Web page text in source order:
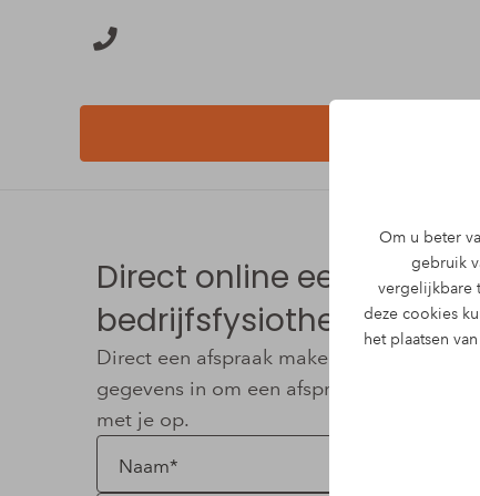
Om u beter
gebruik
vergelijkbare
deze cookies
het plaatsen
Direct online een
bedrijfsfysiotherapeut
Direct een afspraak maken met De
gegevens in om een afspraak te maken
met je op.
Naam*